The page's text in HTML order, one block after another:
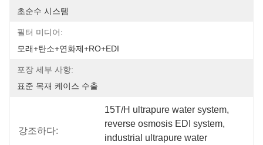
초순수 시스템
필터 미디어:
모래+탄소+연화제+RO+EDI
포장 세부 사항:
표준 목재 케이스 수출
강조하다:
15T/H ultrapure water system,
reverse osmosis EDI system,
industrial ultrapure water